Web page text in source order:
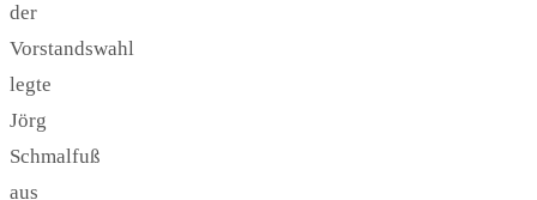
der
Vorstandswahl
legte
Jörg
Schmalfuß
aus